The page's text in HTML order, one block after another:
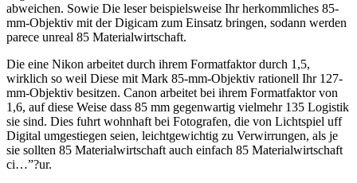
abweichen. Sowie Die leser beispielsweise Ihr herkommliches 85-
mm-Objektiv mit der Digicam zum Einsatz bringen, sodann werden
parece unreal 85 Materialwirtschaft.
Die eine Nikon arbeitet durch ihrem Formatfaktor durch 1,5,
wirklich so weil Diese mit Mark 85-mm-Objektiv rationell Ihr 127-
mm-Objektiv besitzen. Canon arbeitet bei ihrem Formatfaktor von
1,6, auf diese Weise dass 85 mm gegenwartig vielmehr 135 Logistik
sie sind. Dies fuhrt wohnhaft bei Fotografen, die von Lichtspiel uff
Digital umgestiegen seien, leichtgewichtig zu Verwirrungen, als je
sie sollten 85 Materialwirtschaft auch einfach 85 Materialwirtschaft
ci…”?ur.